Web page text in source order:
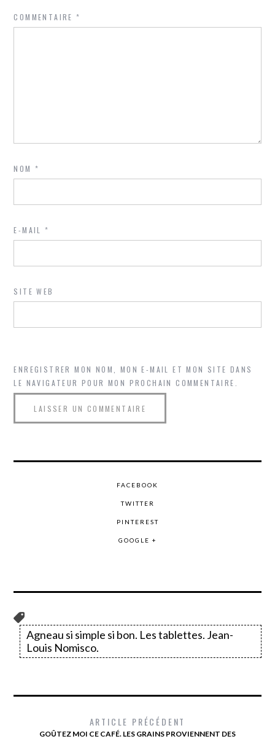
COMMENTAIRE*
NOM*
E-MAIL*
SITE WEB
ENREGISTRER MON NOM, MON E-MAIL ET MON SITE DANS
LE NAVIGATEUR POUR MON PROCHAIN COMMENTAIRE.
FACEBOOK
TWITTER
PINTEREST
GOOGLE +
Agneau si simple si bon. Les tablettes. Jean-
Louis Nomisco.
ARTICLE PRÉCÉDENT
GOÛTEZ MOI CE CAFÉ. LES GRAINS PROVIENNENT DES